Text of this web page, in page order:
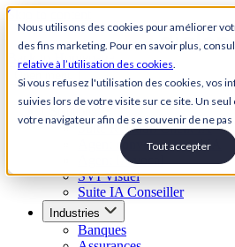
Nous utilisons des cookies pour améliorer
des fins marketing. Pour en savoir plus,
relative à l’utilisation des cookies.
Si vous refusez l'utilisation des cookies, vos
suivies lors de votre visite sur ce site. Un
votre navigateur afin de se souvenir de ne
Tout accepter
Skip to content
Back to Homepage
Open menu
Suite Relation Client IA
Agent conversationnel IA
Agent IA vocal
SVI Visuel
Suite IA Conseiller
Industries
Banques